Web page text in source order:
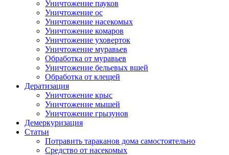
Уничтожение пауков
Уничтожение ос
Уничтожение насекомых
Уничтожение комаров
Уничтожение уховерток
Уничтожение муравьев
Обработка от муравьев
Уничтожение бельевых вшей
Обработка от клещей
Дератизация
Уничтожение крыс
Уничтожение мышей
Уничтожение грызунов
Демеркуризация
Статьи
Потравить тараканов дома самостоятельно
Средство от насекомых